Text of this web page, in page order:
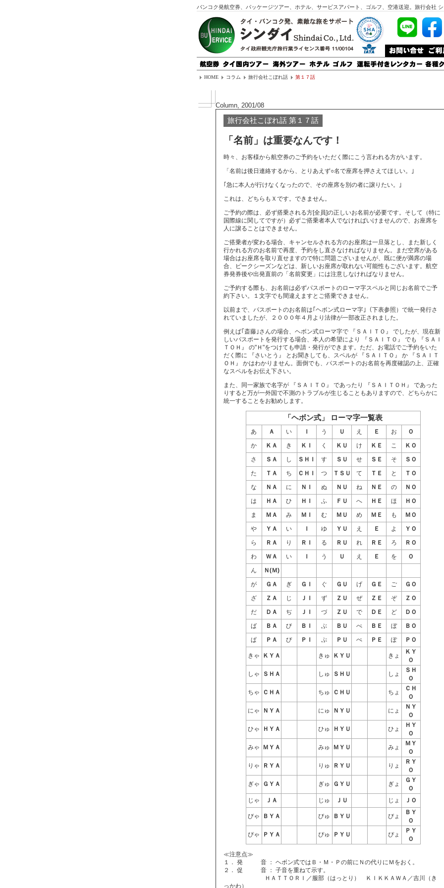
バンコク発航空券、パッケージツアー、ホテル、サービスアパート、ゴルフ、空港送迎。旅行会社
HOME コラム 旅行会社こぼれ話 第１７話
Column, 2001/08
旅行会社こぼれ話 第１７話
「名前」は重要なんです！
時々、お客様から航空券のご予約をいただく際にこう言われる方がいます。
「名前は後日連絡するから、とりあえず○名で座席を押さえてほしい。｣
｢急に本人が行けなくなったので、その座席を別の者に譲りたい。｣
これは、どちらもＸです。できません。
ご予約の際は、必ず搭乗される方[全員]の正しいお名前が必要です。そして（特に
国際線に関してですが）必ずご搭乗者本人でなければいけませんので、お座席を
人に譲ることはできません。
ご搭乗者が変わる場合、キャンセルされる方のお座席は一旦落とし、また新しく
行かれる方のお名前で再度、予約をし直さなければなりません。まだ空席がある
場合はお座席を取り直せますので特に問題ございませんが、既に便が満席の場
合、ピークシーズンなどは、新しいお座席が取れない可能性もございます。航空
券発券後や出発直前の「名前変更」には注意しなければなりません。
ご予約する際も、お名前は必ずパスポートのローマ字スペルと同じお名前でご予
約下さい。１文字でも間違えますとご搭乗できません。
以前まで、パスポートのお名前は｢ヘボン式ローマ字｣（下表参照）で統一発行さ
れていましたが、２０００年４月より法律が一部改正されました。
例えば｢斎藤｣さんの場合、ヘボン式ローマ字で 『ＳＡＩＴＯ』 でしたが、現在新
しいパスポートを発行する場合、本人の希望により 『ＳＡＩＴＯ』 でも 『ＳＡＩ
ＴＯＨ』 の"Ｈ"をつけても申請・発行ができます。ただ、お電話でご予約をいた
だく際に 『さいとう』 とお聞きしても、スペルが 『ＳＡＩＴＯ』 か 『ＳＡＩＴ
ＯＨ』 かはわかりません。面倒でも、パスポートのお名前を再度確認の上、正確
なスペルをお伝え下さい。
また、同一家族で名字が 『ＳＡＩＴＯ』 であったり 『ＳＡＩＴＯＨ』 であった
りすると万が一外国で不測のトラブルが生じることもありますので、どちらかに
統一することをお勧めします。
「ヘボン式」 ローマ字一覧表
あ Ａ い Ｉ う Ｕ え Ｅ お
Ｏ
か
ＫＡ き ＫＩ く ＫＵ け ＫＥ こ
ＫＯ
さ
ＳＡ し ＳＨＩ す ＳＵ せ ＳＥ そ
ＳＯ
た
ＴＡ ち ＣＨＩ つ ＴＳＵ て ＴＥ と
ＴＯ
な
ＮＡ に ＮＩ ぬ ＮＵ ね ＮＥ の
ＮＯ
は
ＨＡ ひ ＨＩ ふ ＦＵ へ ＨＥ ほ
ＨＯ
ま
ＭＡ み ＭＩ む ＭＵ め ＭＥ も
ＭＯ
や
ＹＡ い Ｉ ゆ ＹＵ え Ｅ よ
ＹＯ
ら
ＲＡ り ＲＩ る ＲＵ れ ＲＥ ろ
ＲＯ
わ
ＷＡ い Ｉ う Ｕ え Ｅ を
Ｏ
ん
Ｎ(Ｍ)
が
ＧＡ ぎ ＧＩ ぐ ＧＵ げ ＧＥ ご
ＧＯ
ざ
ＺＡ じ ＪＩ ず ＺＵ ぜ ＺＥ ぞ
ＺＯ
だ
ＤＡ ぢ ＪＩ づ ＺＵ で ＤＥ ど
ＤＯ
ば
ＢＡ び ＢＩ ぶ ＢＵ べ ＢＥ ぼ
ＢＯ
ぱ
ＰＡ ぴ ＰＩ ぷ ＰＵ ぺ ＰＥ ぽ ＰＯ
きゃ ＫＹＡ きゅ ＫＹＵ きょ
ＫＹ
Ｏ
しゃ
ＳＨＡ しゅ ＳＨＵ しょ
ＳＨ
Ｏ
ちゃ
ＣＨＡ ちゅ ＣＨＵ ちょ
ＣＨ
Ｏ
にゃ
ＮＹＡ にゅ ＮＹＵ にょ
ＮＹ
Ｏ
ひゃ
ＨＹＡ ひゅ ＨＹＵ ひょ
ＨＹ
Ｏ
みゃ
ＭＹＡ みゅ ＭＹＵ みょ
ＭＹ
Ｏ
りゃ
ＲＹＡ りゅ ＲＹＵ りょ
ＲＹ
Ｏ
ぎゃ
ＧＹＡ ぎゅ ＧＹＵ ぎょ
ＧＹ
Ｏ
じゃ
ＪＡ じゅ ＪＵ じょ ＪＯ
びゃ ＢＹＡ びゅ ＢＹＵ びょ
ＢＹ
Ｏ
ぴゃ
ＰＹＡ ぴゅ ＰＹＵ ぴょ
ＰＹ
Ｏ
≪注意点≫
１． 発 音 ： ヘボン式ではＢ・Ｍ・Ｐの前にＮの代りにＭをおく。
２． 促 音 ： 子音を重ねて示す。
ＨＡＴＴＯＲＩ／服部（はっとり） ＫＩＫＫＡＷＡ／吉川（き
っかわ）